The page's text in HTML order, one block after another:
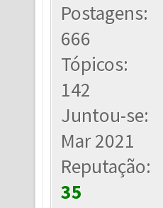
Postagens:
666
Tópicos:
142
Juntou-se:
Mar 2021
Reputação:
35